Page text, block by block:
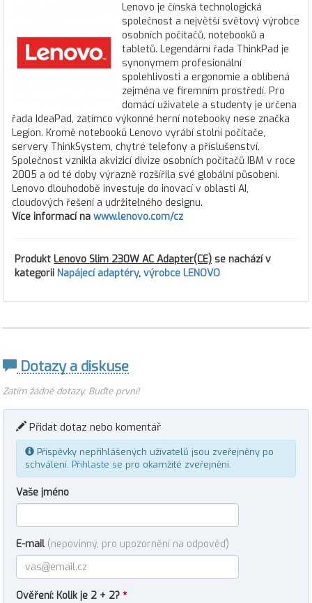
Lenovo je čínská technologická
společnost a největší světový výrobce
osobních počítačů, notebooků a
tabletů. Legendární řada ThinkPad je
synonymem profesionální
spolehlivosti a ergonomie a oblíbená
zejména ve firemním prostředí. Pro
domácí uživatele a studenty je určena
řada IdeaPad, zatímco výkonné herní notebooky nese značka
Legion. Kromě notebooků Lenovo vyrábí stolní počítače,
servery ThinkSystem, chytré telefony a příslušenství.
Společnost vznikla akvizicí divize osobních počítačů IBM v roce
2005 a od té doby výrazně rozšířila své globální působení.
Lenovo dlouhodobě investuje do inovací v oblasti AI,
cloudových řešení a udržitelného designu.
Více informací na www.lenovo.com/cz
Produkt Lenovo Slim 230W AC Adapter(CE) se nachází v
kategorii Napájecí adaptéry, výrobce LENOVO
Dotazy a diskuse
Zatím žádné dotazy. Buďte první!
Přidat dotaz nebo komentář
Příspěvky nepřihlášených uživatelů jsou zveřejněny po
schválení. Přihlaste se pro okamžité zveřejnění.
Vaše jméno
E-mail (nepovinný, pro upozornění na odpověď)
Ověření: Kolik je 2 + 2? *